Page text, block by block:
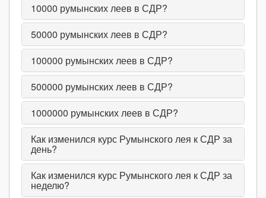
10000 румынских леев в СДР?
50000 румынских леев в СДР?
100000 румынских леев в СДР?
500000 румынских леев в СДР?
1000000 румынских леев в СДР?
Как изменился курс Румынского лея к СДР за
день?
Как изменился курс Румынского лея к СДР за
неделю?